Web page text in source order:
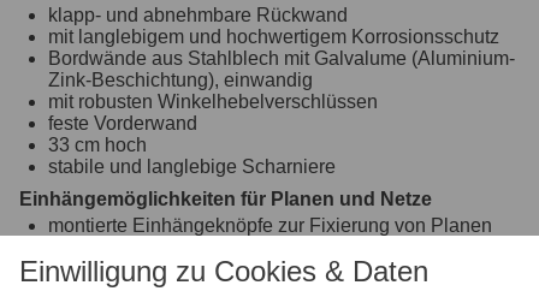
klapp- und abnehmbare Rückwand
mit langlebigem und hochwertigem Korrosionsschutz
Bordwände aus Stahlblech mit Galvalume (Aluminium-
Zink-Beschichtung), einwandig
mit robusten Winkelhebelverschlüssen
feste Vorderwand
33 cm hoch
stabile und langlebige Scharniere
Einhängemöglichkeiten für Planen und Netze
montierte Einhängeknöpfe zur Fixierung von Planen
Fahrgestell und Rahmen
Einwilligung zu Cookies & Daten